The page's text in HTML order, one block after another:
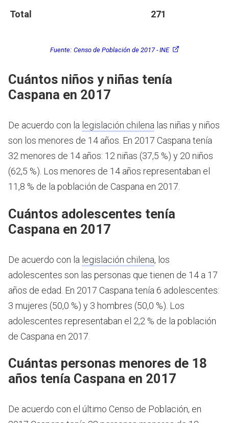
Total 271
Fuente: Censo de Población de 2017 - INE
Cuántos niños y niñas tenía
Caspana en 2017
De acuerdo con la legislación chilena las niñas y niños
son los menores de 14 años. En 2017 Caspana tenía
32 menores de 14 años: 12 niñas (37,5 %) y 20 niños
(62,5 %). Los menores de 14 años representaban el
11,8 % de la población de Caspana en 2017.
Cuántos adolescentes tenía
Caspana en 2017
De acuerdo con la legislación chilena, los
adolescentes son las personas que tienen de 14 a 17
años de edad. En 2017 Caspana tenía 6 adolescentes:
3 mujeres (50,0 %) y 3 hombres (50,0 %). Los
adolescentes representaban el 2,2 % de la población
de Caspana en 2017.
Cuántas personas menores de 18
años tenía Caspana en 2017
De acuerdo con el último Censo de Población, en